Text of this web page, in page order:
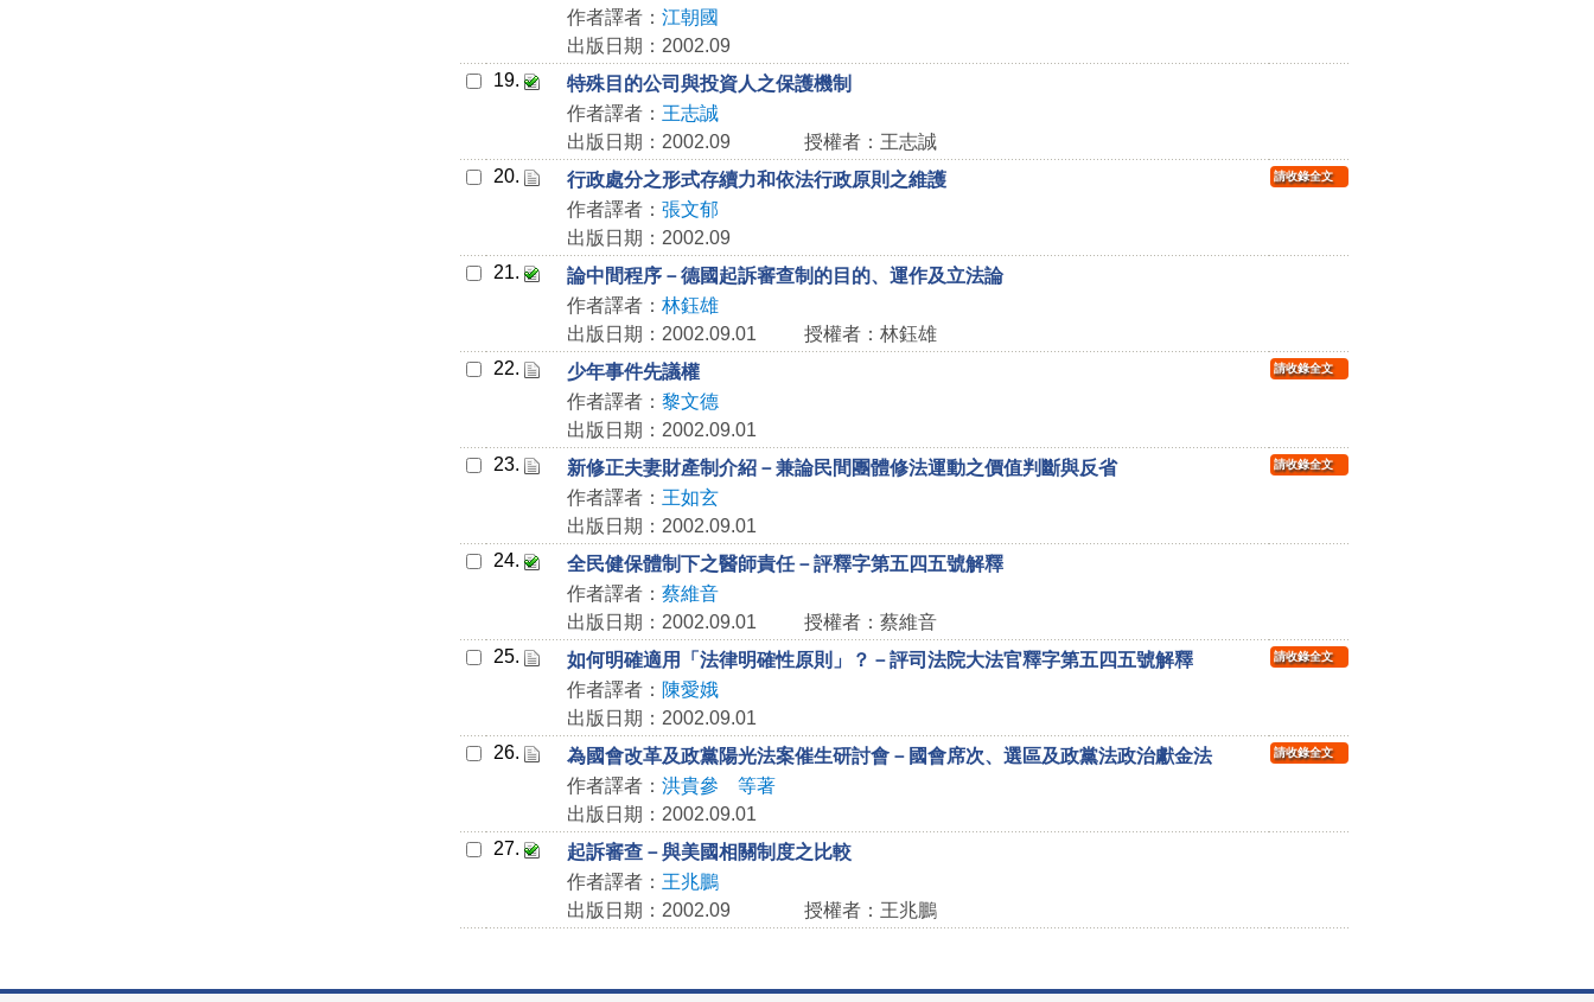
作者譯者： 江朝國
出版日期：2002.09
19.
特殊目的公司與投資人之保護機制
作者譯者： 王志誠
出版日期：2002.09
授權者：王志誠
20.
行政處分之形式存續力和依法行政原則之維護
作者譯者： 張文郁
出版日期：2002.09
請收錄全文
21.
論中間程序－德國起訴審查制的目的、運作及立法論
作者譯者： 林鈺雄
出版日期：2002.09.01
授權者：林鈺雄
22.
少年事件先議權
作者譯者： 黎文德
出版日期：2002.09.01
請收錄全文
23.
新修正夫妻財產制介紹－兼論民間團體修法運動之價值判斷與反省
作者譯者： 王如玄
出版日期：2002.09.01
請收錄全文
24.
全民健保體制下之醫師責任－評釋字第五四五號解釋
作者譯者： 蔡維音
出版日期：2002.09.01
授權者：蔡維音
25.
如何明確適用「法律明確性原則」？－評司法院大法官釋字第五四五號解釋
作者譯者： 陳愛娥
出版日期：2002.09.01
請收錄全文
26.
為國會改革及政黨陽光法案催生研討會－國會席次、選區及政黨法政治獻金法
作者譯者： 洪貴參 等著
出版日期：2002.09.01
請收錄全文
27.
起訴審查－與美國相關制度之比較
作者譯者： 王兆鵬
出版日期：2002.09
授權者：王兆鵬